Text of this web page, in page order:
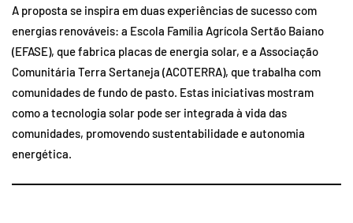
A proposta se inspira em duas experiências de sucesso com
energias renováveis: a Escola Família Agrícola Sertão Baiano
(EFASE), que fabrica placas de energia solar, e a Associação
Comunitária Terra Sertaneja (ACOTERRA), que trabalha com
comunidades de fundo de pasto. Estas iniciativas mostram
como a tecnologia solar pode ser integrada à vida das
comunidades, promovendo sustentabilidade e autonomia
energética.